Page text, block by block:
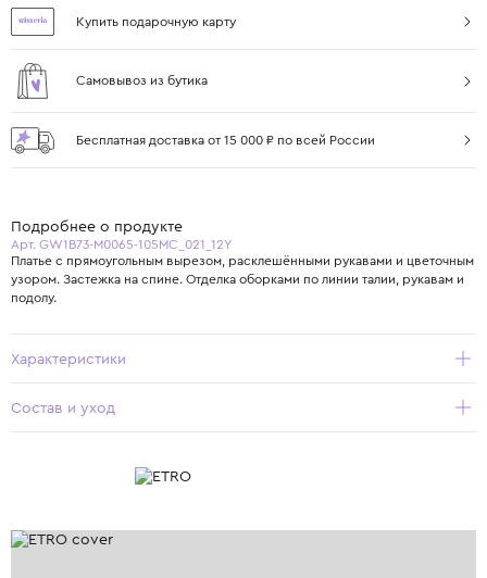
Купить подарочную карту
Самовывоз из бутика
Бесплатная доставка от 15 000 ₽ по всей России
Подробнее о продукте
Арт. GW1B73-M0065-105MC_021_12Y
Платье с прямоугольным вырезом, расклешёнными рукавами и цветочным
узором. Застежка на спине. Отделка оборками по линии талии, рукавам и
подолу.
Характеристики
Состав и уход